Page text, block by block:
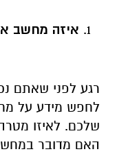
איזה מחשב
רגע לפני שאתם
לחפש מידע על
שלכם. לאיזו
האם מדובר